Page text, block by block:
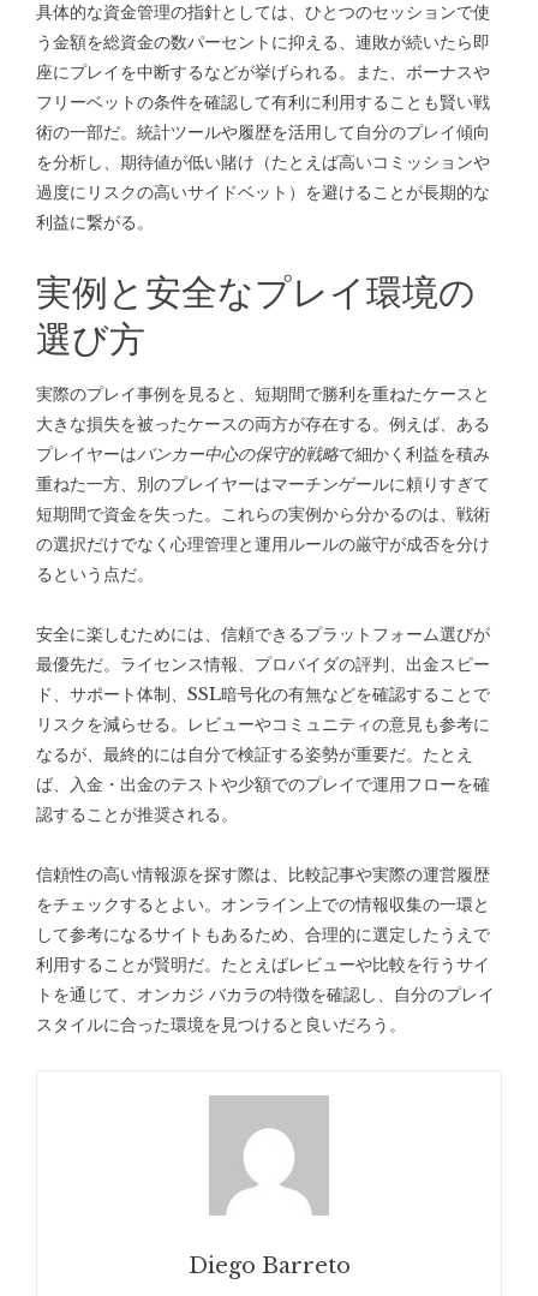
具体的な資金管理の指針としては、ひとつのセッションで使
う金額を総資金の数パーセントに抑える、連敗が続いたら即
座にプレイを中断するなどが挙げられる。また、ボーナスや
フリーベットの条件を確認して有利に利用することも賢い戦
術の一部だ。統計ツールや履歴を活用して自分のプレイ傾向
を分析し、期待値が低い賭け（たとえば高いコミッションや
過度にリスクの高いサイドベット）を避けることが長期的な
利益に繋がる。
実例と安全なプレイ環境の
選び方
実際のプレイ事例を見ると、短期間で勝利を重ねたケースと
大きな損失を被ったケースの両方が存在する。例えば、ある
プレイヤーはバンカー中心の保守的戦略で細かく利益を積み
重ねた一方、別のプレイヤーはマーチンゲールに頼りすぎて
短期間で資金を失った。これらの実例から分かるのは、戦術
の選択だけでなく心理管理と運用ルールの厳守が成否を分け
るという点だ。
安全に楽しむためには、信頼できるプラットフォーム選びが
最優先だ。ライセンス情報、プロバイダの評判、出金スピー
ド、サポート体制、SSL暗号化の有無などを確認することで
リスクを減らせる。レビューやコミュニティの意見も参考に
なるが、最終的には自分で検証する姿勢が重要だ。たとえ
ば、入金・出金のテストや少額でのプレイで運用フローを確
認することが推奨される。
信頼性の高い情報源を探す際は、比較記事や実際の運営履歴
をチェックするとよい。オンライン上での情報収集の一環と
して参考になるサイトもあるため、合理的に選定したうえで
利用することが賢明だ。たとえばレビューや比較を行うサイ
トを通じて、 オンカジ バカラの特徴を確認し、自分のプレイ
スタイルに合った環境を見つけると良いだろう。
Diego Barreto